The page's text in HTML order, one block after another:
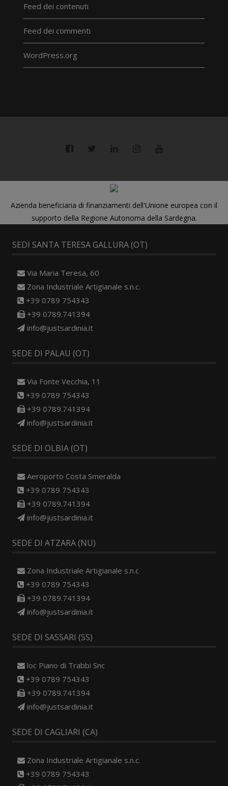
Feed dei contenuti
Feed dei commenti
WordPress.org
Azienda beneficiaria di finanziamenti dell'Unione europea con il
supporto della Regione Autonoma della Sardegna.
SEDI SANTA TERESA GALLURA (OT)
Via Maria Teresa, 60
Zona Industriale Artigianale s.n.c.
+39 0789 754343
+39 0789.741394
info@justsardinia.it
SEDE DI PALAU (OT)
Via Fonte Vecchia, 11
+39 0789 754343
+39 0789.741394
info@justsardinia.it
SEDE DI OLBIA (OT)
Aeroporto Costa Smeralda
+39 0789 754343
+39 0789.741394
info@justsardinia.it
SEDE DI ATZARA (NU)
Zona Industriale Artigianale s.n.c
+39 0789 754343
+39 0789.741394
info@justsardinia.it
SEDE DI SASSARI (SS)
loc Piano di Trabbi Snc
+39 0789 754343
+39 0789.741394
info@justsardinia.it
SEDE DI CAGLIARI (CA)
Zona Industriale Artigianale s.n.c.
+39 0789 754343